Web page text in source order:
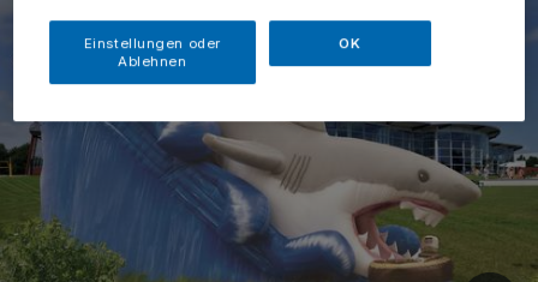
Einstellungen oder
Ablehnen
OK